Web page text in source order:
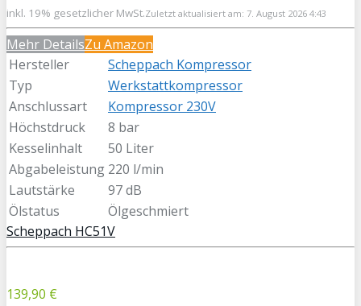
inkl. 19% gesetzlicher MwSt.Zuletzt aktualisiert am: 7. August 2026 4:43
Mehr DetailsZu Amazon
Hersteller
Scheppach Kompressor
Typ
Werkstattkompressor
Anschlussart
Kompressor 230V
Höchstdruck
8 bar
Kesselinhalt
50 Liter
Abgabeleistung 220 l/min
Lautstärke
97 dB
Ölstatus
Ölgeschmiert
Scheppach HC51V
139,90 €